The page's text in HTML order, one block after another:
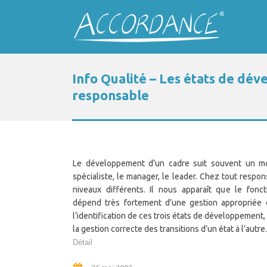
Info Qualité – Les états de
responsable
Le développement d’un cadre suit souvent un
spécialiste, le manager, le leader. Chez tout
niveaux différents. Il nous apparaît que le
dépend très fortement d’une gestion
l’identification de ces trois états de
la gestion correcte des transitions d’un état à l’autre.
Détail